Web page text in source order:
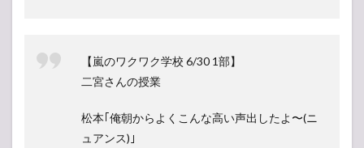
【嵐のワクワク学校 6/30 1部】
二宮さんの授業
松本｢俺朝からよくこんな高い声出したよ〜(ニ
ュアンス)｣